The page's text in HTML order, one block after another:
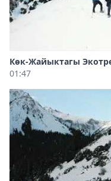
Көк-Жайыктагы
01:47